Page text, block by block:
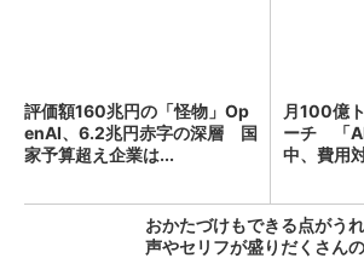
評価額160兆円の「怪物」Op
enAI、6.2兆円赤字の深層 国
家予算超え企業は...
月100億
ーチ 「
中、費用
おかたづけもできる点がう
声やセリフが盛りだくさん